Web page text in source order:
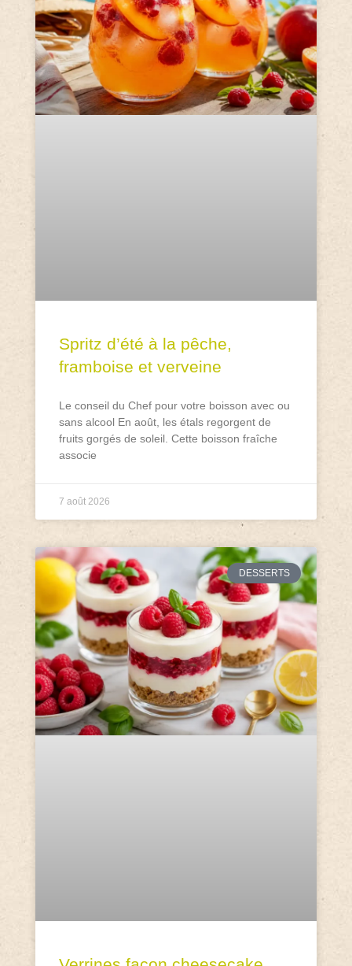
Spritz d’été à la pêche,
framboise et verveine
Le conseil du Chef pour votre boisson avec ou
sans alcool En août, les étals regorgent de
fruits gorgés de soleil. Cette boisson fraîche
associe
7 août 2026
DESSERTS